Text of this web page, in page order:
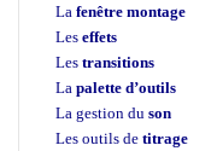
La fenêtre montage
Les effets
Les transitions
La palette d’outils
La gestion du son
Les outils de titrage